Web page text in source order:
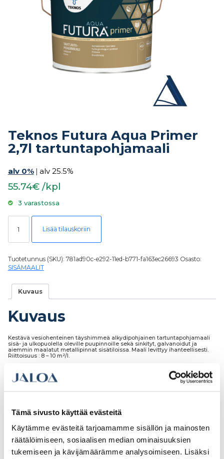
Tämä sivusto käyttää evästeitä
Käytämme evästeitä tarjoamamme sisällön ja mainosten
räätälöimiseen, sosiaalisen median ominaisuuksien
tukemiseen ja kävijämäärämme analysoimiseen. Lisäksi
Teknos Futura Aqua Primer
2,7l tartuntapohjamaali
alv 0% | alv 25.5%
55.74€ /kpl
3 varastossa
Teknos Futura Aqua Primer 2,7l tartuntapohjamaali määrä
Lisää tilauskoriin
Tuotetunnus (SKU): 781ad90c-e292-11ed-b771-fa163ec26693 Osasto:
SISÄMAALIT
Kuvaus
Kuvaus
Kestävä vesiohenteinen täyshimmeä alkydipohjainen tartuntapohjamaali
sisä- ja ulkopuolella oleville puupinnoille sekä sinkityt, galvanoidut ja
aiemmin maalatut metallipinnat sisätiloissa. Maali levittyy ihanteellisesti.
Riittoisuus : 8 – 10 m²/l.
Tutustu myös